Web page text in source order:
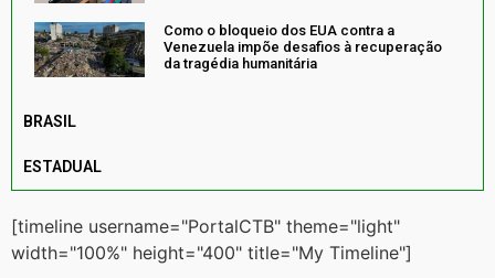
Como o bloqueio dos EUA contra a
Venezuela impõe desafios à recuperação
da tragédia humanitária
BRASIL
ESTADUAL
[timeline username="PortalCTB" theme="light"
width="100%" height="400" title="My Timeline"]